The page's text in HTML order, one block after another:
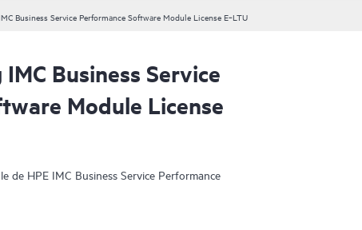
Business Service Performance Software Module License E‑LTU
Business Service
Module License
de HPE IMC Business Service Performance